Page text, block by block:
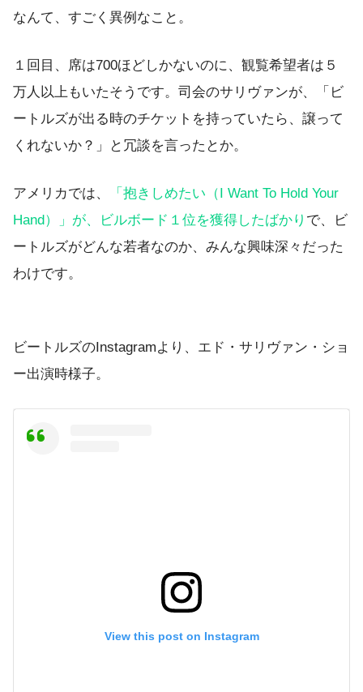
なんて、すごく異例なこと。
１回目、席は700ほどしかないのに、観覧希望者は５
万人以上もいたそうです。司会のサリヴァンが、「ビ
ートルズが出る時のチケットを持っていたら、譲って
くれないか？」と冗談を言ったとか。
アメリカでは、
「抱きしめたい（I Want To Hold Your
Hand）」が、ビルボード１位を獲得したばかり で、ビ
ートルズがどんな若者なのか、みんな興味深々だった
わけです。
ビートルズのInstagramより、エド・サリヴァン・ショ
ー出演時様子。
View this post on Instagram